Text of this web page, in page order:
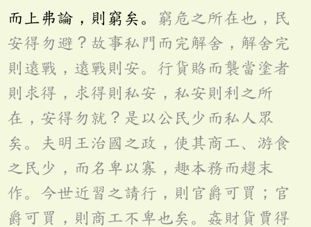
而上弗論，則窮矣。
窮危之所在也，民
安得勿避？故事私門而完解舍，解舍完
則遠戰，遠戰則安。行貨賂而襲當塗者
則求得，求得則私安，私安則利之所
在，安得勿就？是以公民少而私人眾
矣。夫明王治國之政，使其商工、游食
之民少，而名卑以寡，趣本務而趨末
作。今世近習之請行，則官爵可買；官
爵可買，則商工不卑也矣。姦財貨賈得